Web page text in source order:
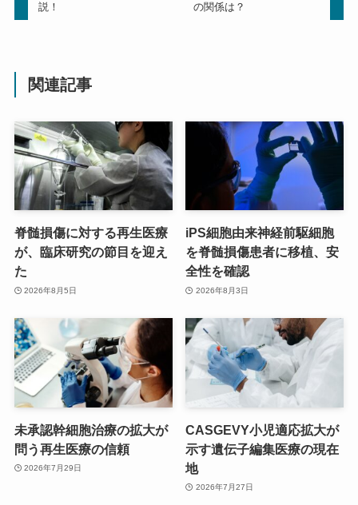
説！
の関係は？
関連記事
脊髄損傷に対する再生医療
が、臨床研究の節目を迎え
た
2026年8月5日
iPS細胞由来神経前駆細胞
を脊髄損傷患者に移植、安
全性を確認
2026年8月3日
未承認幹細胞治療の拡大が
問う再生医療の信頼
2026年7月29日
CASGEVY小児適応拡大が
示す遺伝子編集医療の現在
地
2026年7月27日